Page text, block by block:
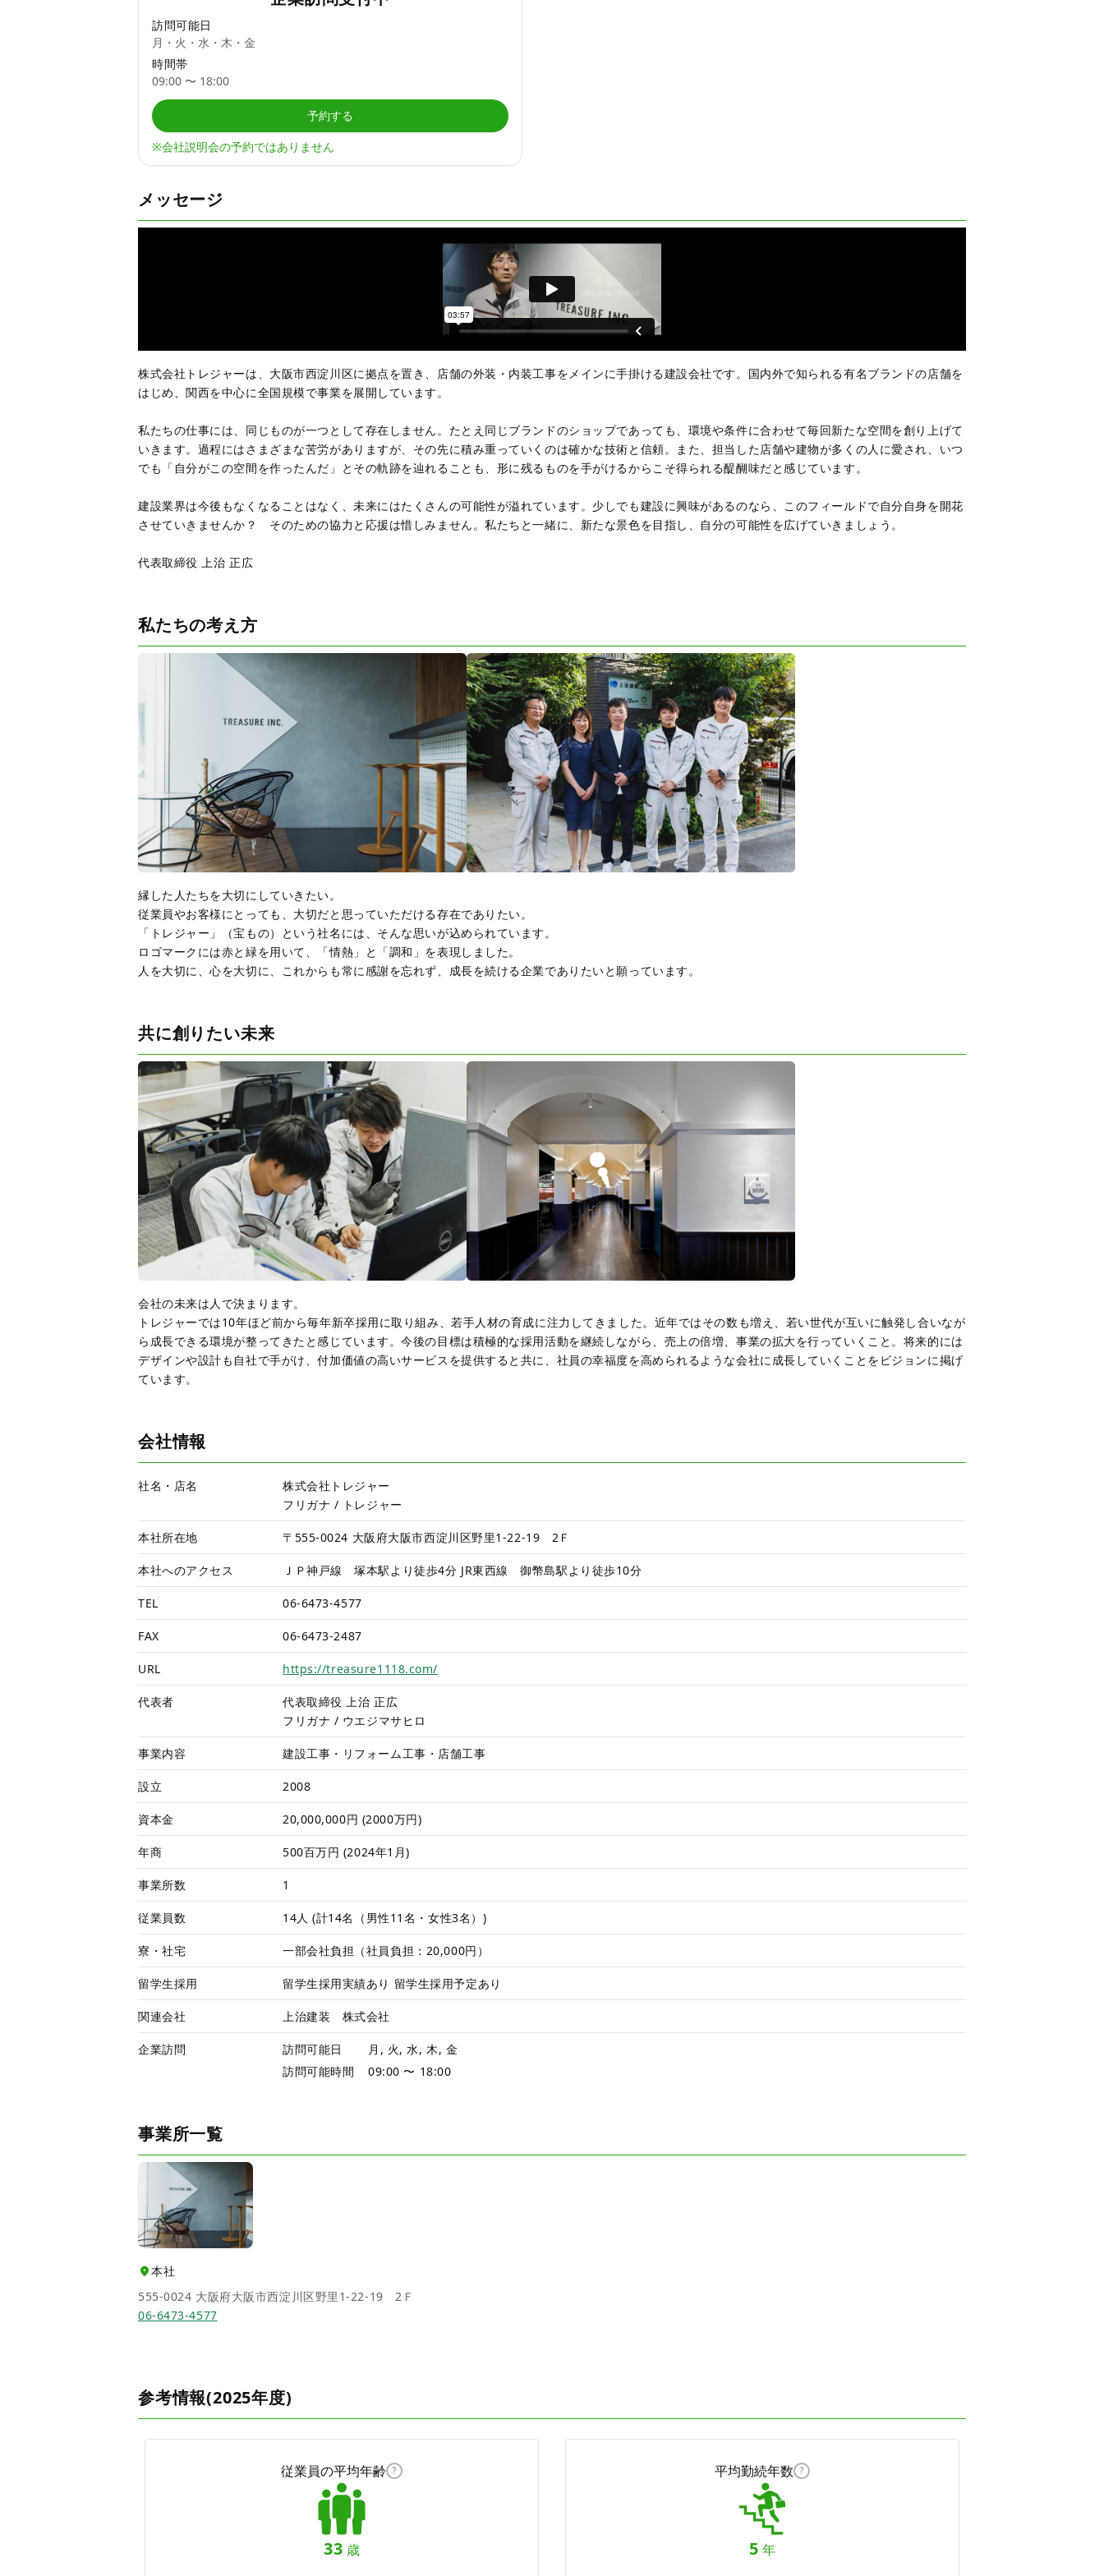
訪問可能日
月・火・水・木・金
時間帯
09:00 〜 18:00
予約する
※会社説明会の予約ではありません
メッセージ
株式会社トレジャーは、大阪市西淀川区に拠点を置き、店舗の外装・内装工事をメインに手掛ける建設会社です。国内外で知られる有名ブランドの店舗を
はじめ、関西を中心に全国規模で事業を展開しています。
私たちの仕事には、同じものが一つとして存在しません。たとえ同じブランドのショップであっても、環境や条件に合わせて毎回新たな空間を創り上げて
いきます。過程にはさまざまな苦労がありますが、その先に積み重っていくのは確かな技術と信頼。また、担当した店舗や建物が多くの人に愛され、いつ
でも「自分がこの空間を作ったんだ」とその軌跡を辿れることも、形に残るものを手がけるからこそ得られる醍醐味だと感じています。
建設業界は今後もなくなることはなく、未来にはたくさんの可能性が溢れています。少しでも建設に興味があるのなら、このフィールドで自分自身を開花
させていきませんか？ そのための協力と応援は惜しみません。私たちと一緒に、新たな景色を目指し、自分の可能性を広げていきましょう。
代表取締役 上治 正広
私たちの考え方
縁した人たちを大切にしていきたい。
従業員やお客様にとっても、大切だと思っていただける存在でありたい。
「トレジャー」（宝もの）という社名には、そんな思いが込められています。
ロゴマークには赤と緑を用いて、「情熱」と「調和」を表現しました。
共に創りたい未来
会社の未来は人で決まります。
トレジャーでは10年ほど前から毎年新卒採用に取り組み、若手人材の育成に注力してきました。近年ではその数も増え、若い世代が互いに触発し合いなが
ら成長できる環境が整ってきたと感じています。今後の目標は積極的な採用活動を継続しながら、売上の倍増、事業の拡大を行っていくこと。将来的には
デザインや設計も自社で手がけ、付加価値の高いサービスを提供すると共に、社員の幸福度を高められるような会社に成長していくことをビジョンに掲げ
ています。
会社情報
社名・店名
株式会社トレジャー
フリガナ / トレジャー
本社所在地 〒555-0024 大阪府大阪市西淀川区野里1-22-19 2Ｆ
本社へのアクセス ＪＰ神戸線 塚本駅より徒歩4分 JR東西線 御幣島駅より徒歩10分
TEL 06-6473-4577
FAX 06-6473-2487
URL https://treasure1118.com/
代表者
代表取締役 上治 正広
フリガナ / ウエジマサヒロ
事業内容 建設工事・リフォーム工事・店舗工事
設立 2008
資本金 20,000,000円 (2000万円)
年商 500百万円 (2024年1月)
事業所数 1
従業員数 14人 (計14名（男性11名・女性3名）)
寮・社宅 一部会社負担（社員負担：20,000円）
留学生採用 留学生採用実績あり 留学生採用予定あり
関連会社 上治建装 株式会社
企業訪問 訪問可能日
月, 火, 水, 木, 金
訪問可能時間
09:00 〜 18:00
事業所一覧
本社
555-0024 大阪府大阪市西淀川区野里1-22-19 2Ｆ
06-6473-4577
参考情報(2025年度)
従業員の平均年齢 ?
33 歳
平均勤続年数 ?
5 年